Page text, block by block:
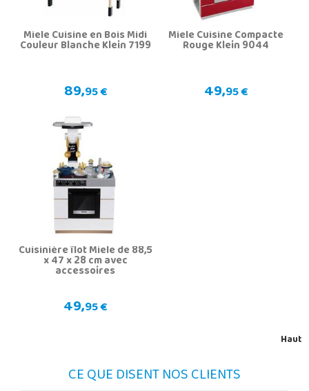
Miele Cuisine en Bois Midi
Couleur Blanche Klein 7199
89,95 €
Miele Cuisine Compacte
Rouge Klein 9044
49,95 €
Cuisinière îlot Miele de 88,5
x 47 x 28 cm avec
accessoires
49,95 €
Haut
CE QUE DISENT NOS CLIENTS